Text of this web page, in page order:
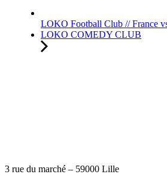
LOKO Football Club // France
LOKO COMEDY CLUB
3 rue du marché – 59000 Lille